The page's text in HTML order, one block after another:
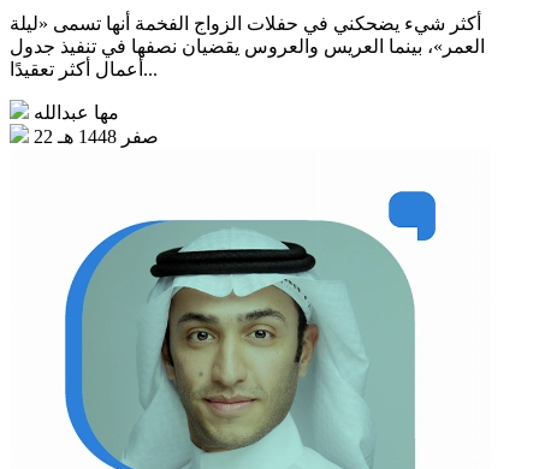
أكثر شيء يضحكني في حفلات الزواج الفخمة أنها تسمى «ليلة
العمر»، بينما العريس والعروس يقضيان نصفها في تنفيذ جدول
أعمال أكثر تعقيدًا...
مها عبدالله
22 صفر 1448 هـ